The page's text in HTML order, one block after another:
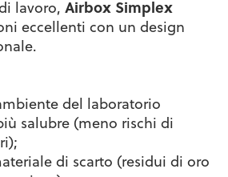
lavoro, Airbox Simplex
eccellenti con un design
del laboratorio
salubre (meno rischi di
di scarto (residui di oro